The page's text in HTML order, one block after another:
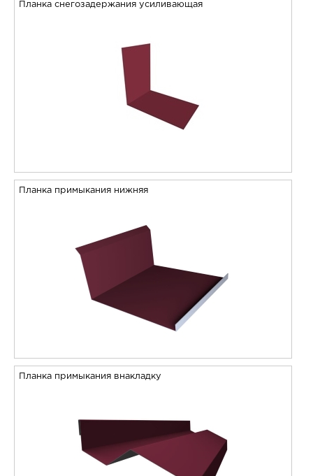
Планка снегозадержания усиливающая
Планка примыкания нижняя
Планка примыкания внакладку